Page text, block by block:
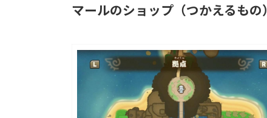
マールのショップ（つかえるもの）